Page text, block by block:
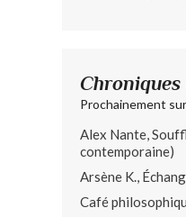
Prochainement
Alex Nante,
contemporaine)
Arsène K.,
Café